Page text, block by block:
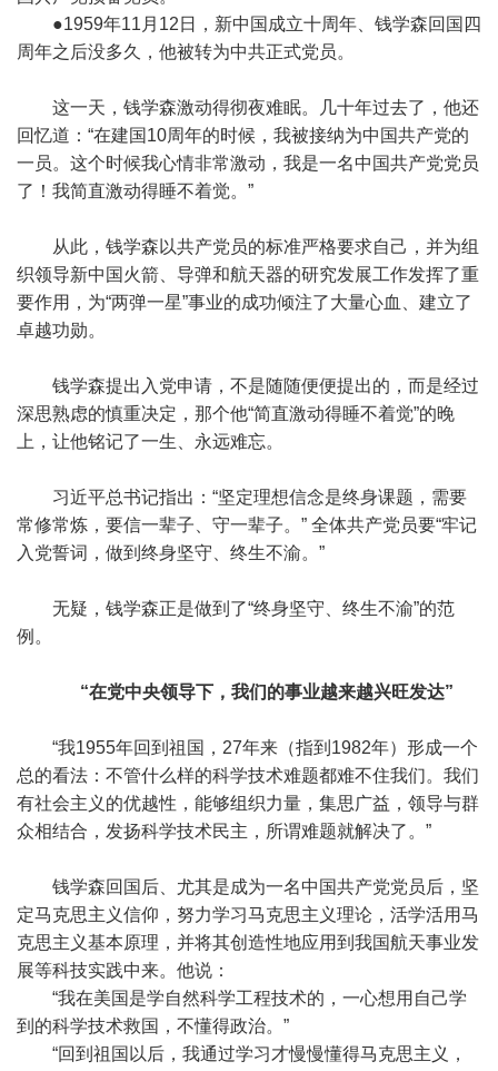
●1959年11月12日，新中国成立十周年、钱学森回国四
周年之后没多久，他被转为中共正式党员。
这一天，钱学森激动得彻夜难眠。几十年过去了，他还
回忆道：“在建国10周年的时候，我被接纳为中国共产党的
一员。这个时候我心情非常激动，我是一名中国共产党党员
了！我简直激动得睡不着觉。”
从此，钱学森以共产党员的标准严格要求自己，并为组
织领导新中国火箭、导弹和航天器的研究发展工作发挥了重
要作用，为“两弹一星”事业的成功倾注了大量心血、建立了
卓越功勋。
钱学森提出入党申请，不是随随便便提出的，而是经过
深思熟虑的慎重决定，那个他“简直激动得睡不着觉”的晚
上，让他铭记了一生、永远难忘。
习近平总书记指出：“坚定理想信念是终身课题，需要
常修常炼，要信一辈子、守一辈子。” 全体共产党员要“牢记
入党誓词，做到终身坚守、终生不渝。”
无疑，钱学森正是做到了“终身坚守、终生不渝”的范
例。
“在党中央领导下，我们的事业越来越兴旺发达”
“我1955年回到祖国，27年来（指到1982年）形成一个
总的看法：不管什么样的科学技术难题都难不住我们。我们
有社会主义的优越性，能够组织力量，集思广益，领导与群
众相结合，发扬科学技术民主，所谓难题就解决了。”
钱学森回国后、尤其是成为一名中国共产党党员后，坚
定马克思主义信仰，努力学习马克思主义理论，活学活用马
克思主义基本原理，并将其创造性地应用到我国航天事业发
展等科技实践中来。他说：
“我在美国是学自然科学工程技术的，一心想用自己学
到的科学技术救国，不懂得政治。”
“回到祖国以后，我通过学习才慢慢懂得马克思主义，